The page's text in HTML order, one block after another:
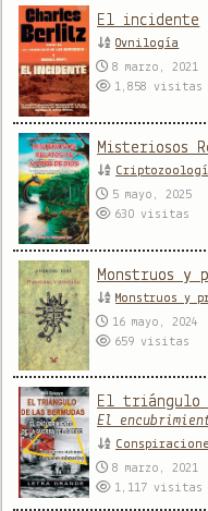
El incidente
Ovnilogía
8 marzo, 2021
1,858visitas
Misteriosos
5 mayo, 2025
630visitas
Monstruos y
Monstruos y
16 mayo, 2024
659visitas
El triángulo
El
8 marzo, 2021
1,117visitas